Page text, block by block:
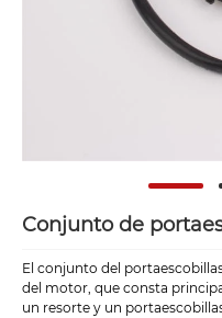
Conjunto de
El conjunto del
del motor, que consta
un resorte y un